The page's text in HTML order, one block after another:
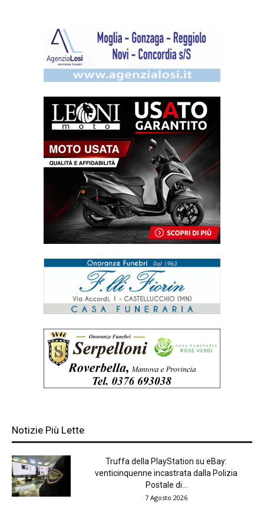
Notizie Più Lette
Truffa della PlayStation su eBay:
venticinquenne incastrata dalla Polizia
Postale di...
7 Agosto 2026